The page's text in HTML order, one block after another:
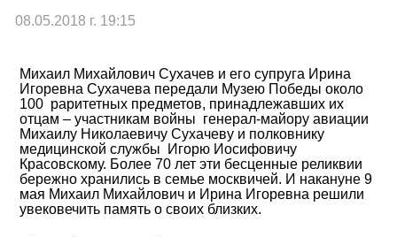
08.05.2018 г. 19:15
Михаил Михайлович Сухачев и его супруга Ирина
Игоревна Сухачева передали Музею Победы около
100 раритетных предметов, принадлежавших их
отцам – участникам войны генерал-майору авиации
Михаилу Николаевичу Сухачеву и полковнику
медицинской службы Игорю Иосифовичу
Красовскому. Более 70 лет эти бесценные реликвии
бережно хранились в семье москвичей. И накануне 9
мая Михаил Михайлович и Ирина Игоревна решили
увековечить память о своих близких.